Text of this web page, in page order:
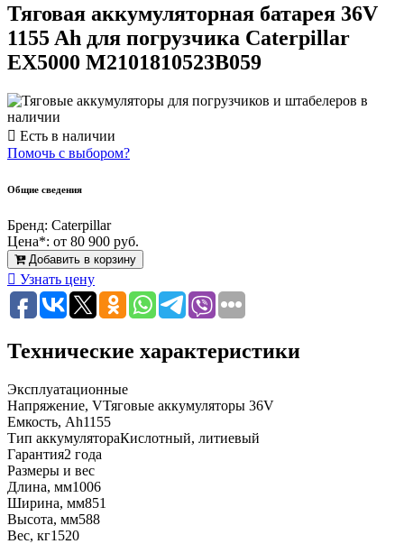
Тяговая аккумуляторная батарея 36V
1155 Ah для погрузчика Caterpillar
EX5000 M2101810523B059
Есть в наличии
Помочь с выбором?
Общие сведения
Бренд: Caterpillar
Цена*: от 80 900 руб.
Добавить в корзину
Узнать цену
Технические характеристики
Эксплуатационные
Напряжение, VТяговые аккумуляторы 36V
Емкость, Ah1155
Тип аккумулятораКислотный, литиевый
Гарантия2 года
Размеры и вес
Длина, мм1006
Ширина, мм851
Высота, мм588
Вес, кг1520